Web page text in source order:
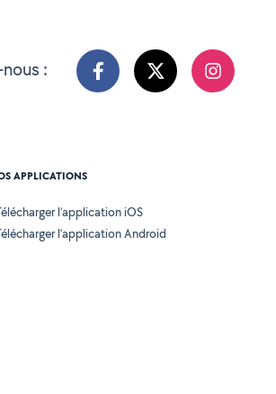
:
APPLICATIONS
l’application iOS
l’application Android